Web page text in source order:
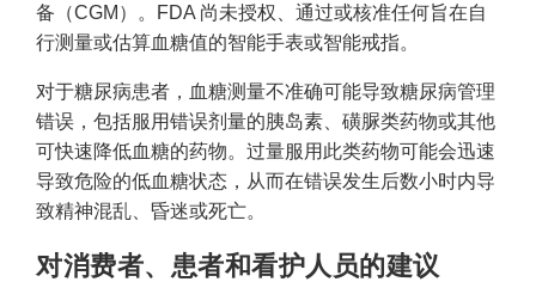
备（CGM）。FDA 尚未授权、通过或核准任何旨在自
行测量或估算血糖值的智能手表或智能戒指。
对于糖尿病患者，血糖测量不准确可能导致糖尿病管理
错误，包括服用错误剂量的胰岛素、磺脲类药物或其他
可快速降低血糖的药物。过量服用此类药物可能会迅速
导致危险的低血糖状态，从而在错误发生后数小时内导
致精神混乱、昏迷或死亡。
对消费者、患者和看护人员的建议